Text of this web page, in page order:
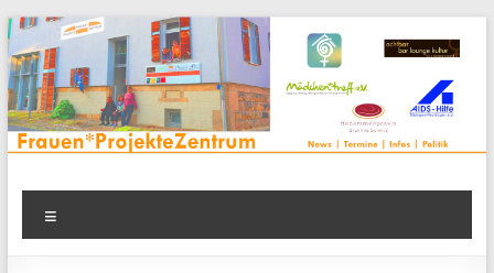
Zum
Inhalt
springen
Frauenprojektehaus wird
FrauenProjekteZentrum
Frauen* | Mädchen* | Projekte | Beratung | Veranstaltungen |
in einem Zentrum | Räume für alle | Projektarbeit | Begegnung